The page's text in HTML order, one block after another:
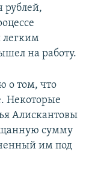
рублей,
легким
на работу.
о том, что
Некоторые
Алискантовы
сумму
им под